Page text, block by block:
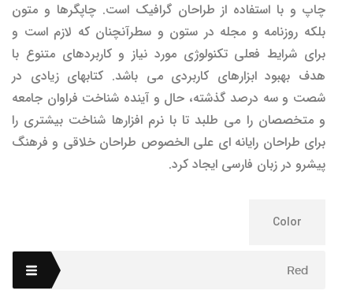
تا
$35.00
چاپ و با استفاده از طراحان گرافیک است. چاپگرها و متون
بلکه روزنامه و مجله در ستون و سطرآنچنان که لازم است و
برای شرایط فعلی تکنولوژی مورد نیاز و کاربردهای متنوع با
هدف بهبود ابزارهای کاربردی می باشد. کتابهای زیادی در
شصت و سه درصد گذشته، حال و آینده شناخت فراوان جامعه
و متخصصان را می طلبد تا با نرم افزارها شناخت بیشتری را
برای طراحان رایانه ای علی الخصوص طراحان خلاقی و فرهنگ
پیشرو در زبان فارسی ایجاد کرد.
Color
Red